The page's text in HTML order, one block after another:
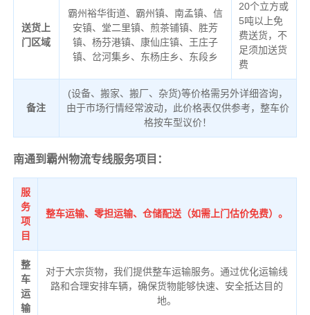
送货上
门区域
霸州裕华街道、霸州镇、南孟镇、信
安镇、堂二里镇、煎茶铺镇、胜芳
镇、杨芬港镇、康仙庄镇、王庄子
镇、岔河集乡、东杨庄乡、东段乡
20个立方或
5吨以上免
费送货，不
足须加送货
费
备注
(设备、搬家、搬厂、杂货)等价格需另外详细咨询，
由于市场行情经常波动，此价格表仅供参考，整车价
格按车型议价！
南通到霸州物流专线服务项目：
服
务
项
目
整车运输、零担运输、仓储配送（如需上门估价免费）。
整
车
运
输
对于大宗货物，我们提供整车运输服务。通过优化运输线
路和合理安排车辆，确保货物能够快速、安全抵达目的
地。